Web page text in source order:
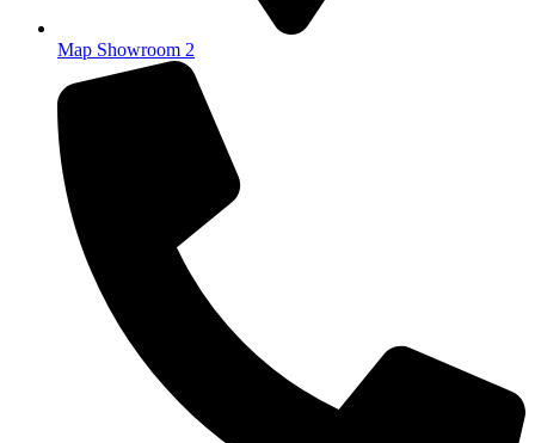
Map Showroom 2